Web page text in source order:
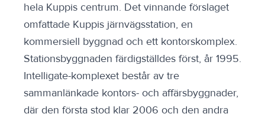
hela Kuppis centrum. Det vinnande förslaget
omfattade Kuppis järnvägsstation, en
kommersiell byggnad och ett kontorskomplex.
Stationsbyggnaden färdigställdes först, år 1995.
Intelligate-komplexet består av tre
sammanlänkade kontors- och affärsbyggnader,
där den första stod klar 2006 och den andra